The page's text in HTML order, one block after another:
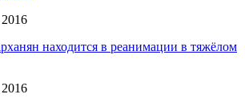
находится в реанимации в тяжёлом